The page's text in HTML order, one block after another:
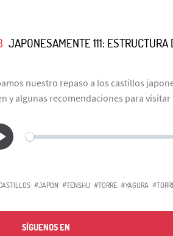
JAPONESAMENTE 111:
nuestro repaso a los castillos
y algunas recomendaciones para visitar
#JAPON #TENSHU #TORRE #YAGURA
SÍGUENOS EN